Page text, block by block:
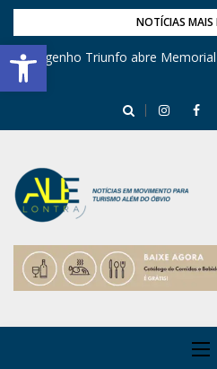
Barra de Ferramentas Aberta
NOTÍCIAS MAIS
Engenho Triunfo abre